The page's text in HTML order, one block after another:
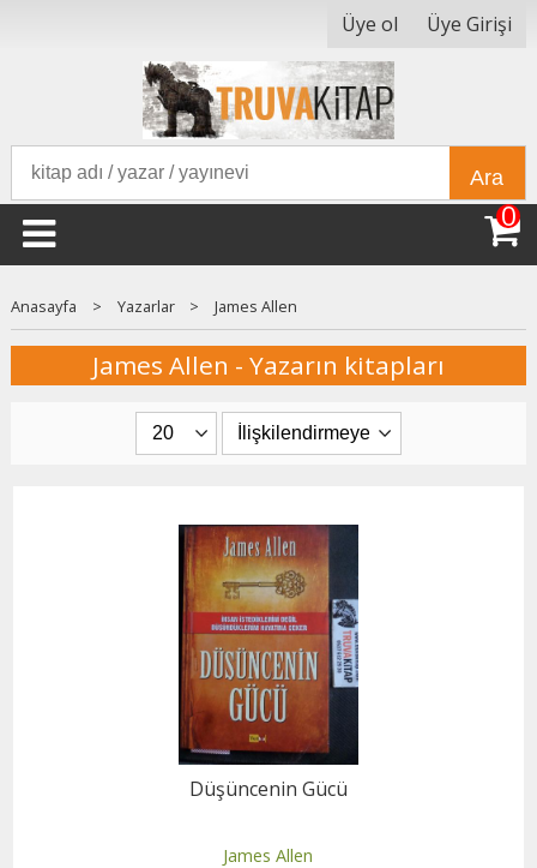
Üye ol Üye Girişi
Ara
0
Anasayfa > Yazarlar > James Allen
James Allen - Yazarın kitapları
Düşüncenin Gücü
James Allen